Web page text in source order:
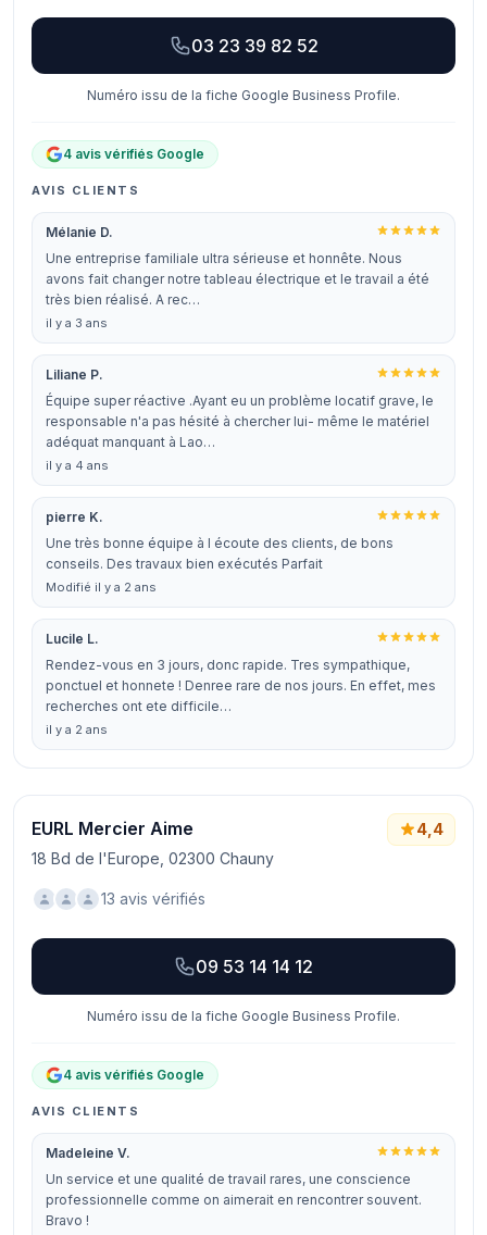
03 23 39 82 52
Numéro issu de la fiche Google Business Profile.
4 avis vérifiés Google
AVIS CLIENTS
Mélanie D.
Une entreprise familiale ultra sérieuse et honnête. Nous
avons fait changer notre tableau électrique et le travail a été
très bien réalisé. A rec…
il y a 3 ans
Liliane P.
Équipe super réactive .Ayant eu un problème locatif grave, le
responsable n'a pas hésité à chercher lui- même le matériel
adéquat manquant à Lao…
il y a 4 ans
pierre K.
Une très bonne équipe à l écoute des clients, de bons
conseils. Des travaux bien exécutés Parfait
Modifié il y a 2 ans
Lucile L.
Rendez-vous en 3 jours, donc rapide. Tres sympathique,
ponctuel et honnete ! Denree rare de nos jours. En effet, mes
recherches ont ete difficile…
il y a 2 ans
EURL Mercier Aime
18 Bd de l'Europe, 02300 Chauny
4,4
13 avis vérifiés
09 53 14 14 12
Numéro issu de la fiche Google Business Profile.
4 avis vérifiés Google
AVIS CLIENTS
Madeleine V.
Un service et une qualité de travail rares, une conscience
professionnelle comme on aimerait en rencontrer souvent.
Bravo !